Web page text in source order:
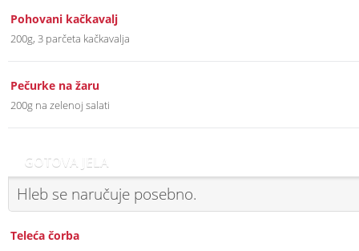
Pohovani kačkavalj
200g, 3 parčeta kačkavalja
Pečurke na žaru
200g na zelenoj salati
GOTOVA JELA
Hleb se naručuje posebno.
Teleća čorba